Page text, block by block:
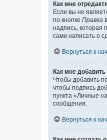
Как мне
Если вы не
по кнопке Правка
надпись, которая
сами написать о
Вернуться к
Как мне
Чтобы добавить
чтобы подпись
пункта «Личные
сообщения.
Вернуться к